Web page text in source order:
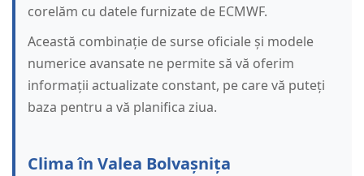
corelăm cu datele furnizate de ECMWF.
Această combinație de surse oficiale și modele
numerice avansate ne permite să vă oferim
informații actualizate constant, pe care vă puteți
baza pentru a vă planifica ziua.
Clima în Valea Bolvașnița